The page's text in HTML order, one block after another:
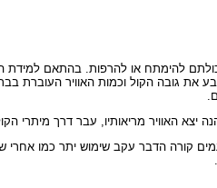
להימתח או להרפות. בהתאם
את גובה הקול וכמות האוויר העוברת
האוויר מריאותיו, עבר דרך מיתרי
קורה הדבר עקב שימוש יתר כמו